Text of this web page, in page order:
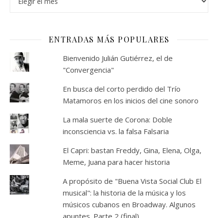
ENTRADAS MÁS POPULARES
Bienvenido Julián Gutiérrez, el de
"Convergencia"
En busca del corto perdido del Trío
Matamoros en los inicios del cine sonoro
La mala suerte de Corona: Doble
inconsciencia vs. la falsa Falsaria
El Capri: bastan Freddy, Gina, Elena, Olga,
Meme, Juana para hacer historia
A propósito de "Buena Vista Social Club El
musical": la historia de la música y los
músicos cubanos en Broadway. Algunos
apuntes. Parte 2 (final)